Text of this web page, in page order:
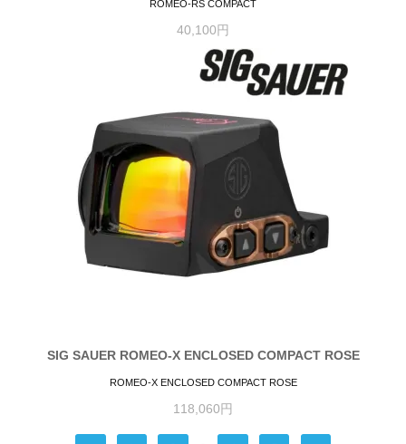
ROMEO-RS COMPACT
40,100円
SIG SAUER ROMEO-X ENCLOSED COMPACT ROSE
ROMEO-X ENCLOSED COMPACT ROSE
118,060円